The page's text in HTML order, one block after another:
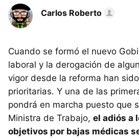
Carlos Roberto
Cuando se formó el nuevo
laboral y la derogación de
vigor desde la reforma han
prioritarias. Y una de las
pondrá en marcha puesto que
Ministra de Trabajo, el adiós a
objetivos por bajas médicas